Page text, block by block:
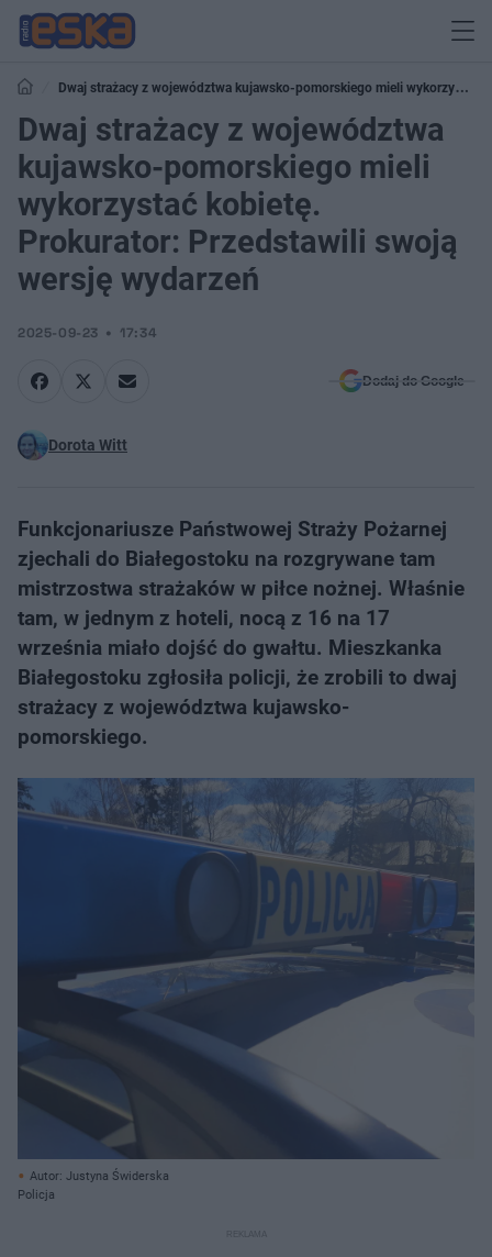
Dwaj strażacy z województwa kujawsko-pomorskiego mieli wykorzystać
kobietę. Prokurator: Przedstawili swoją wersję wydarzeń
Dwaj strażacy z województwa
kujawsko-pomorskiego mieli
wykorzystać kobietę.
Prokurator: Przedstawili swoją
wersję wydarzeń
2025-09-23 17:34
Dodaj do Google
Dorota Witt
Funkcjonariusze Państwowej Straży Pożarnej
zjechali do Białegostoku na rozgrywane tam
mistrzostwa strażaków w piłce nożnej. Właśnie
tam, w jednym z hoteli, nocą z 16 na 17
września miało dojść do gwałtu. Mieszkanka
Białegostoku zgłosiła policji, że zrobili to dwaj
strażacy z województwa kujawsko-
pomorskiego.
Autor: Justyna Świderska
Policja